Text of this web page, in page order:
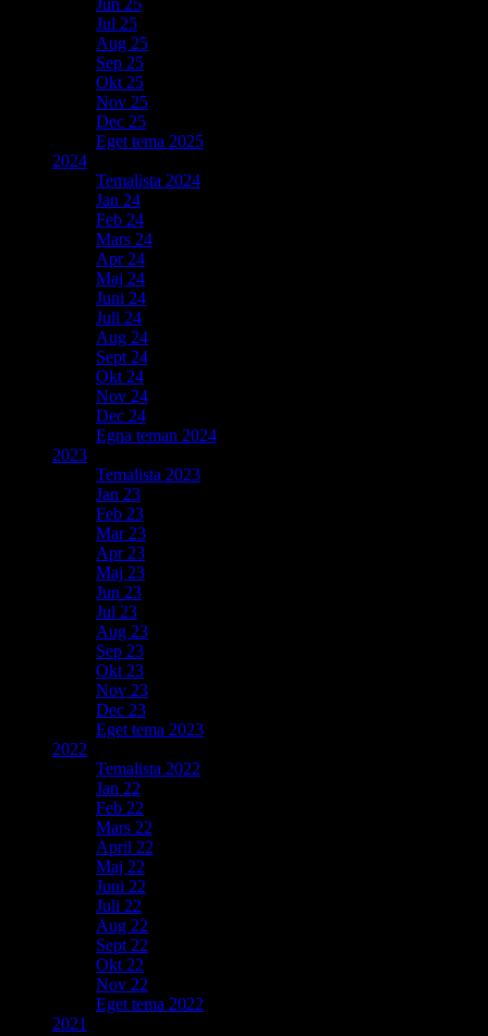
Jul 25
Aug 25
Sep 25
Okt 25
Nov 25
Dec 25
Eget tema 2025
2024
Temalista 2024
Jan 24
Feb 24
Mars 24
Apr 24
Maj 24
Juni 24
Juli 24
Aug 24
Sept 24
Okt 24
Nov 24
Dec 24
Egna teman 2024
2023
Temalista 2023
Jan 23
Feb 23
Mar 23
Apr 23
Maj 23
Jun 23
Jul 23
Aug 23
Sep 23
Okt 23
Nov 23
Dec 23
Eget tema 2023
2022
Temalista 2022
Jan 22
Feb 22
Mars 22
April 22
Maj 22
Juni 22
Juli 22
Aug 22
Sept 22
Okt 22
Nov 22
Eget tema 2022
2021